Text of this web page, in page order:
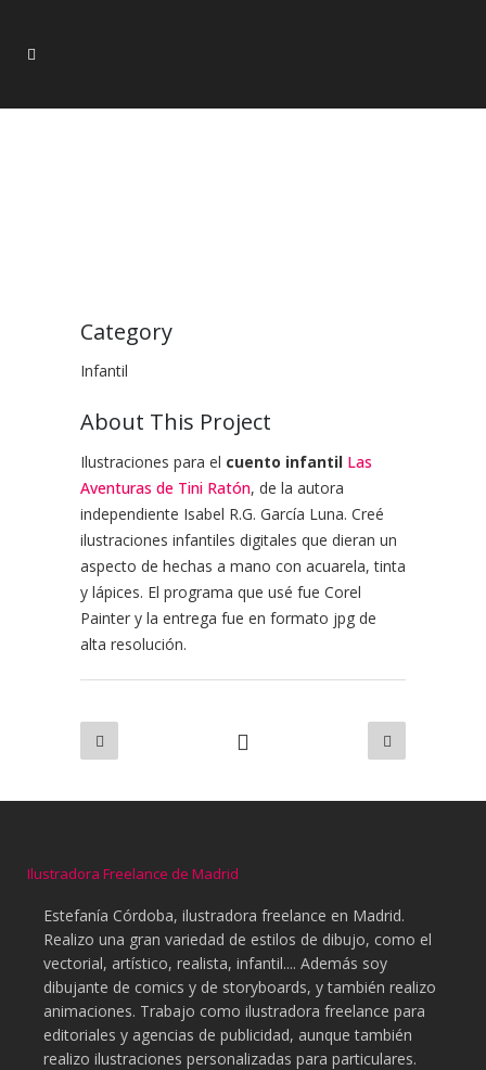
Category
Infantil
About This Project
Ilustraciones para el cuento infantil Las
Aventuras de Tini Ratón, de la autora
independiente Isabel R.G. García Luna. Creé
ilustraciones infantiles digitales que dieran un
aspecto de hechas a mano con acuarela, tinta
y lápices. El programa que usé fue Corel
Painter y la entrega fue en formato jpg de
alta resolución.
Ilustradora Freelance de Madrid
Estefanía Córdoba, ilustradora freelance en Madrid.
Realizo una gran variedad de estilos de dibujo, como el
vectorial, artístico, realista, infantil.... Además soy
dibujante de comics y de storyboards, y también realizo
animaciones. Trabajo como ilustradora freelance para
editoriales y agencias de publicidad, aunque también
realizo ilustraciones personalizadas para particulares.